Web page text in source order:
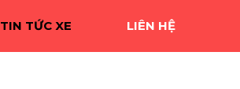
TIN TỨC XE LIÊN HỆ